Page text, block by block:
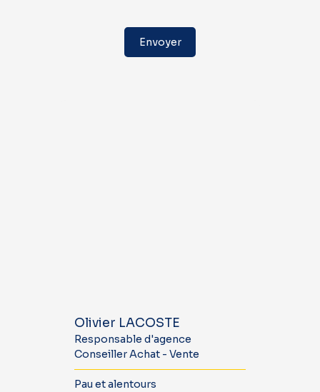
Envoyer
Olivier LACOSTE
Responsable d'agence
Conseiller Achat - Vente
Pau et alentours